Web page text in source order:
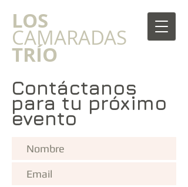
​LOS
CAMARADAS
TRÍO
Contáctanos
para tu próximo
evento